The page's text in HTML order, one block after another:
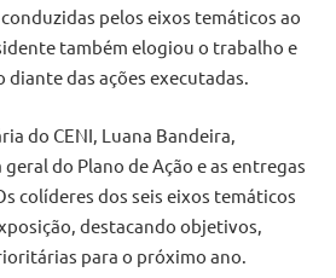
pelos eixos temáticos ao
também elogiou o trabalho e
das ações executadas.
do CENI, Luana Bandeira,
do Plano de Ação e as entregas
colíderes dos seis eixos temáticos
destacando objetivos,
para o próximo ano.